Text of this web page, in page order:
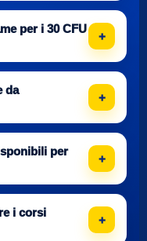
per i 30 CFU
da
per
i corsi